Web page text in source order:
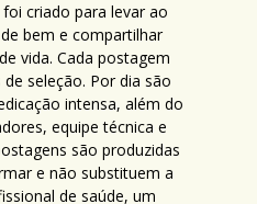
criado para levar ao
bem e compartilhar
vida. Cada postagem
seleção. Por dia são
intensa, além do
equipe técnica e
são produzidas
e não substituem a
de saúde, um